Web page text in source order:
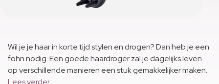
Wil je je haar in korte tijd stylen en drogen? Dan heb je een
föhn nodig. Een goede haardroger zal je dagelijks leven
op verschillende manieren een stuk gemakkelijker maken.
Lees verder